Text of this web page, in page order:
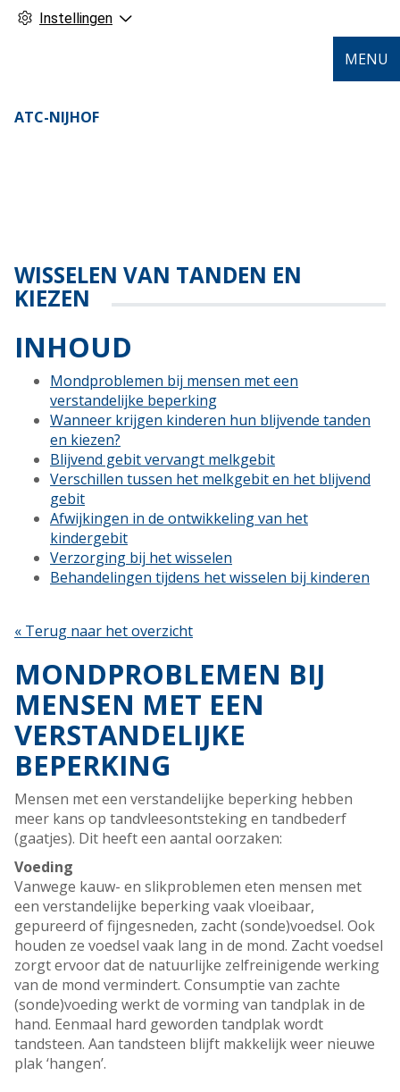
Instellingen
ATC-NIJHOF
MENU
WISSELEN VAN TANDEN EN
KIEZEN
INHOUD
Mondproblemen bij mensen met een
verstandelijke beperking
Wanneer krijgen kinderen hun blijvende tanden
en kiezen?
Blijvend gebit vervangt melkgebit
Verschillen tussen het melkgebit en het blijvend
gebit
Afwijkingen in de ontwikkeling van het
kindergebit
Verzorging bij het wisselen
Behandelingen tijdens het wisselen bij kinderen
« Terug naar het overzicht
MONDPROBLEMEN BIJ
MENSEN MET EEN
VERSTANDELIJKE
BEPERKING
Mensen met een verstandelijke beperking hebben
meer kans op tandvleesontsteking en tandbederf
(gaatjes). Dit heeft een aantal oorzaken:
Voeding
Vanwege kauw- en slikproblemen eten mensen met
een verstandelijke beperking vaak vloeibaar,
gepureerd of fijngesneden, zacht (sonde)voedsel. Ook
houden ze voedsel vaak lang in de mond. Zacht voedsel
zorgt ervoor dat de natuurlijke zelfreinigende werking
van de mond vermindert. Consumptie van zachte
(sonde)voeding werkt de vorming van tandplak in de
hand. Eenmaal hard geworden tandplak wordt
tandsteen. Aan tandsteen blijft makkelijk weer nieuwe
plak ‘hangen’.